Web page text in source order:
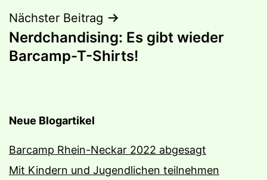
Nächster Beitrag
Nerdchandising: Es gibt wieder
Barcamp-T-Shirts!
Neue Blogartikel
Barcamp Rhein-Neckar 2022 abgesagt
Mit Kindern und Jugendlichen teilnehmen